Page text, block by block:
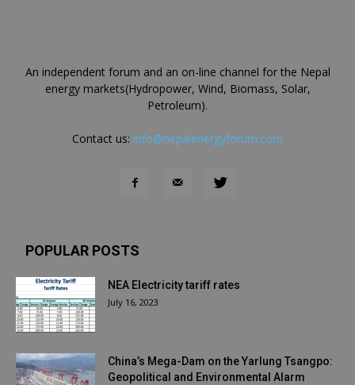
An independent forum and an on-line channel for the Nepal
energy markets(Hydropower, Wind, Biomass, Solar,
Petroleum).
Contact us: info@nepalenergyforum.com
POPULAR POSTS
NEA Electricity tariff rates
July 16, 2023
China’s Mega-Dam on the Yarlung Tsangpo:
Geopolitical and Environmental Alarm